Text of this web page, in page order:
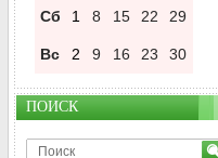
Сб
1 8 15 22 29
Вс 2 9 16 23 30
ПОИСК